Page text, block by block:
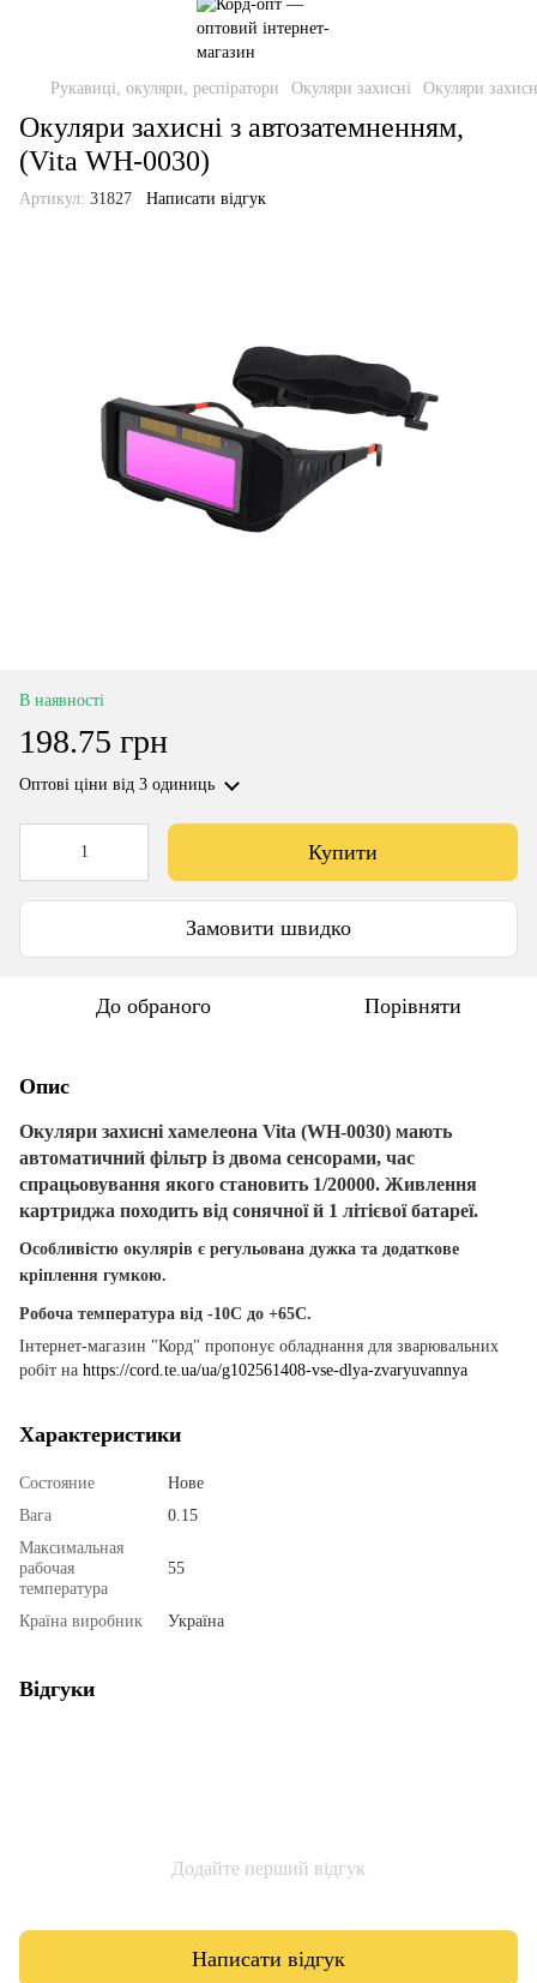
Рукавиці, окуляри, респіратори Окуляри захисні Окуляри
Окуляри захисні з автозатемненням,
(Vita WH-0030)
Артикул: 31827 Написати відгук
В наявності
198.75 грн
Оптові ціни від 3 одиниць
Купити
Замовити швидко
До обраного Порівняти
Опис
Окуляри захисні хамелеона Vita (WH-0030) мають
автоматичний фільтр із двома сенсорами, час
спрацьовування якого становить 1/20000. Живлення
картриджа походить від сонячної й 1 літієвої батареї.
Особливістю окулярів є регульована дужка та додаткове
кріплення гумкою.
Робоча температура від -10С до +65С.
Інтернет-магазин "Корд" пропонує обладнання для зварювальних
робіт на https://cord.te.ua/ua/g102561408-vse-dlya-zvaryuvannya
Характеристики
Состояние
Нове
Вага
0.15
Максимальная
рабочая
температура
55
Країна виробник Україна
Відгуки
Додайте перший відгук
Написати відгук